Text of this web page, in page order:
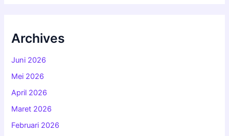
Archives
Juni 2026
Mei 2026
April 2026
Maret 2026
Februari 2026